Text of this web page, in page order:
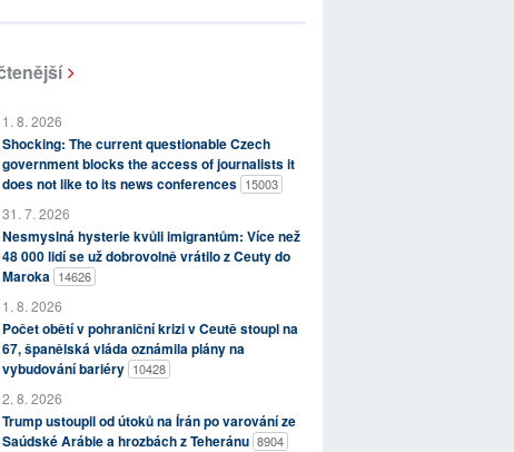
1. 8. 2026
Shocking: The current questionable Czech
government blocks the access of journalists it
does not like to its news conferences 15003
31. 7. 2026
Nesmyslná hysterie kvůli imigrantům: Více než
48 000 lidí se už dobrovolně vrátilo z Ceuty do
Maroka 14626
1. 8. 2026
Počet obětí v pohraniční krizi v Ceutě stoupl na
67, španělská vláda oznámila plány na
vybudování bariéry 10428
2. 8. 2026
Trump ustoupil od útoků na Írán po varování ze
Saúdské Arábie a hrozbách z Teheránu 8904